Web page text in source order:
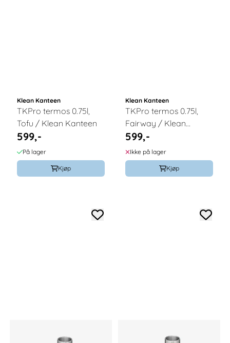
Klean Kanteen
TKPro termos 0.75l,
Tofu / Klean Kanteen
599,-
På lager
Kjøp
Klean Kanteen
TKPro termos 0.75l,
Fairway / Klean
Kanteen
599,-
Ikke på lager
Kjøp